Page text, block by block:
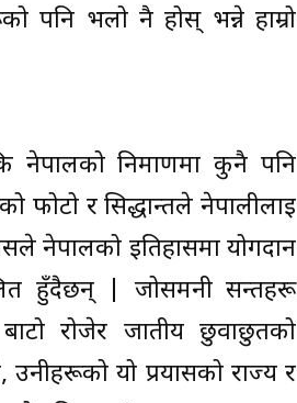
पनि भलो नै होस् भन्ने हाम्रो
नेपालको निर्माणमा कुनै पनि
फोटो र सिद्धान्तले नेपालीलाई
नेपालको इतिहासमा योगदान
हुँदैछन् | जोसमनी सन्तहरू
रोजेर जातीय छुवाछुतको
उनीहरूको यो प्रयासको राज्य र